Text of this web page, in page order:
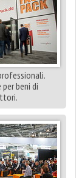
beni di